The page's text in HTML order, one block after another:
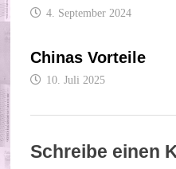
4. September 2024
Chinas Vorteile
10. Juli 2025
Schreibe einen